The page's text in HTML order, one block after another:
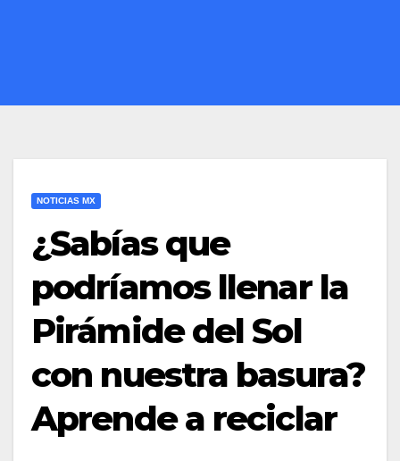
NOTICIAS MX
¿Sabías que
podríamos llenar la
Pirámide del Sol
con nuestra basura?
Aprende a reciclar